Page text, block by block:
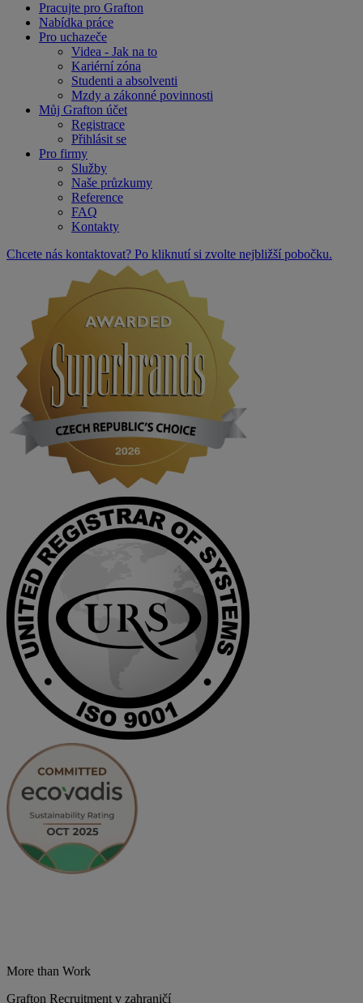
Pracujte pro Grafton
Nabídka práce
Pro uchazeče
Videa - Jak na to
Kariérní zóna
Studenti a absolventi
Mzdy a zákonné povinnosti
Můj Grafton účet
Registrace
Přihlásit se
Pro firmy
Služby
Naše průzkumy
Reference
FAQ
Kontakty
Chcete nás kontaktovat? Po kliknutí si zvolte nejbližší pobočku.
More than Work
Grafton Recruitment v zahraničí